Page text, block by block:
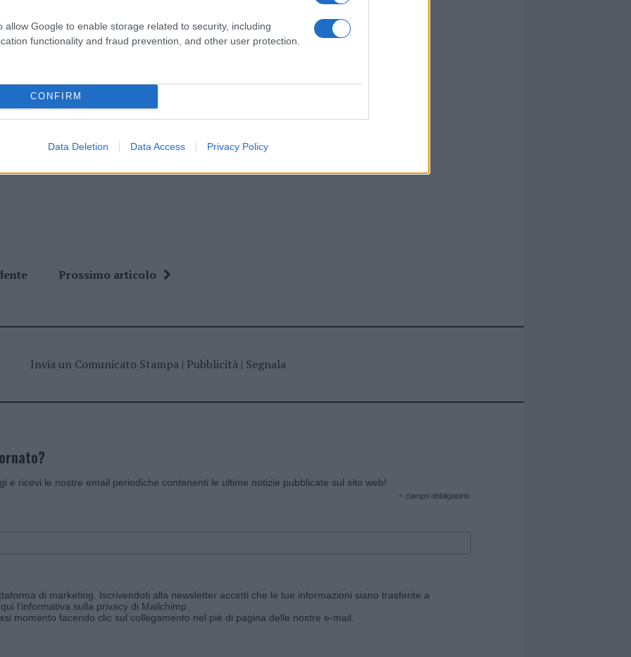
allow Google to enable storage related to security, including
functionality and fraud prevention, and other user protection.
CONFIRM
Data Deletion Data Access Privacy Policy
di GalluraOggi.it
news daGoogle News
Prossimo articolo
Invia un Comunicato Stampa| Pubblicità| Segnala
e ricevi le nostre email periodiche contenenti le ultime notizie pubblicate sul sito web!
* campo obbligatorio
di marketing. Iscrivendoti alla newsletter accetti che le tue informazioni siano trasferite a
l'informativa sulla privacy di Mailchimp
momento facendo clic sul collegamento nel piè di pagina delle nostre e-mail.